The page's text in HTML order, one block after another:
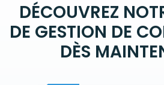
DÉCOUVREZ
DE GESTION DE
DÈS